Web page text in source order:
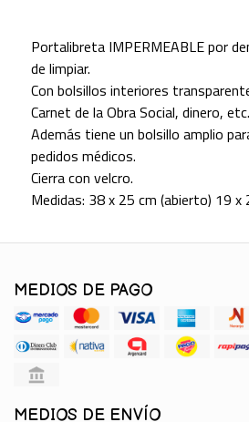
Portalibreta IMPERMEABLE por
de limpiar.
Con bolsillos interiores
Carnet de la Obra Social, dinero, etc.
Además tiene un bolsillo amplio
pedidos médicos.
Cierra con velcro.
Medidas: 38 x 25 cm (abierto) 19 x
MEDIOS DE PAGO
MEDIOS DE ENVÍO